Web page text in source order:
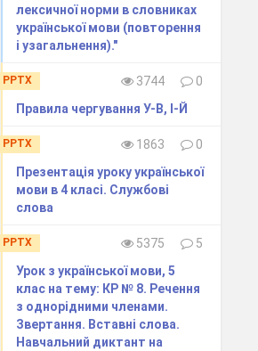
лексичної норми в словниках
української мови (повторення
і узагальнення)."
PPTX 3744
0
Правила чергування У-В, І-Й
PPTX 1863
0
Презентація уроку української
мови в 4 класі. Службові
слова
PPTX 5375
5
Урок з української мови, 5
клас на тему: КР № 8. Речення
з однорідними членами.
Звертання. Вставні слова.
Навчальний диктант на